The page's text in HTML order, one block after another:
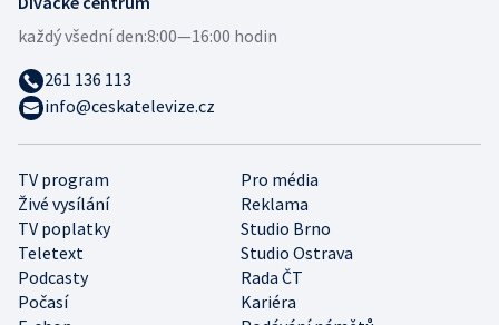
TV program
Pro média
Živé vysílání
Reklama
TV poplatky
Studio Brno
Teletext
Studio Ostrava
Podcasty
Rada ČT
Počasí
Kariéra
každý všední den:8:00—16:00 hodin
261 136 113
info@ceskatelevize.cz